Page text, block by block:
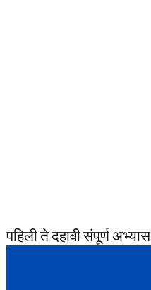
पहिली ते दहावी संपूर्ण अभ्यास